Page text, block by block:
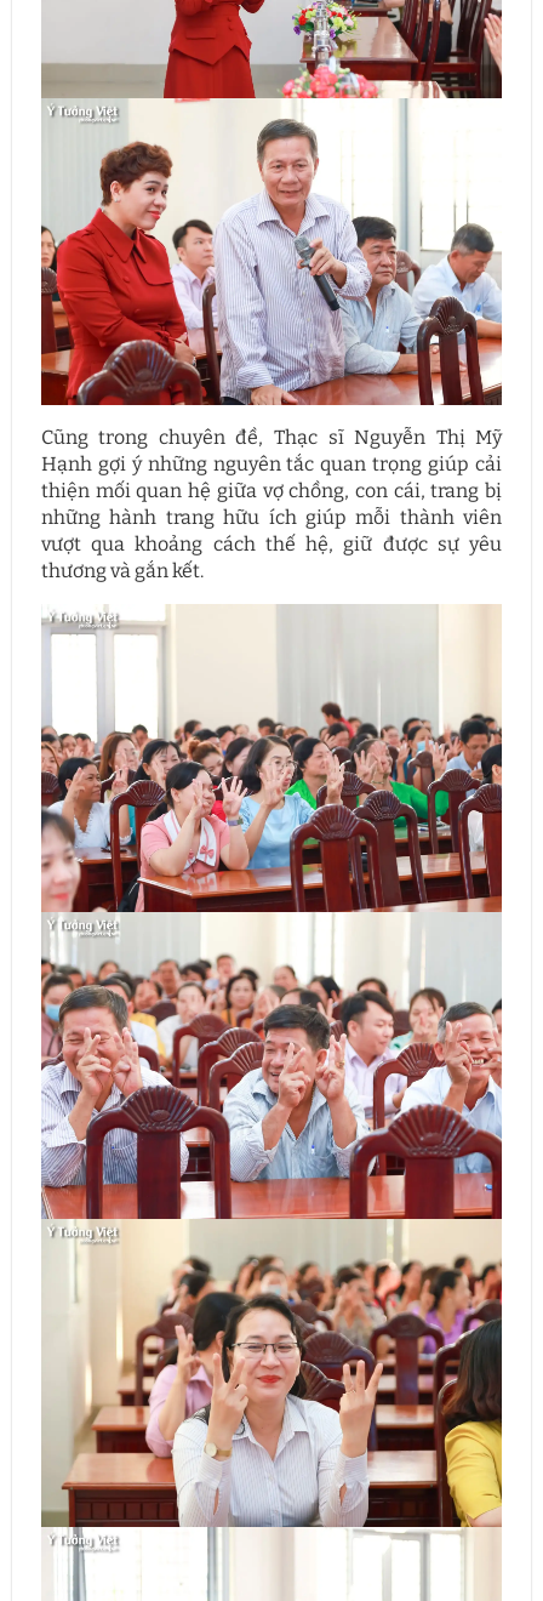
Cũng trong chuyên đề, Thạc sĩ Nguyễn Thị Mỹ
Hạnh gợi ý những nguyên tắc quan trọng giúp cải
thiện mối quan hệ giữa vợ chồng, con cái, trang bị
những hành trang hữu ích giúp mỗi thành viên
vượt qua khoảng cách thế hệ, giữ được sự yêu
thương và gắn kết.